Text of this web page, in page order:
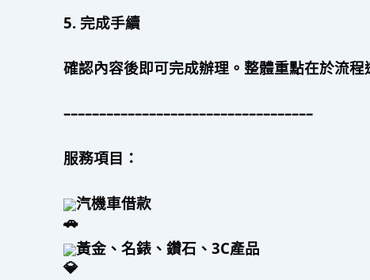
5. 完成手續
確認內容後即可完成辦理。整體重點在於流
–––––––––––––––––––––––––––––––––––
服務項目：
汽機車借款
黃金、名錶、鑽石、3C產品